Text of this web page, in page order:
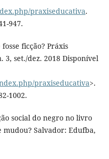
praxiseducativa.
947.
ficção? Práxis
3, set./dez. 2018 Disponível
praxiseducativa>.
1002.
social do negro no livro
Salvador: Edufba,